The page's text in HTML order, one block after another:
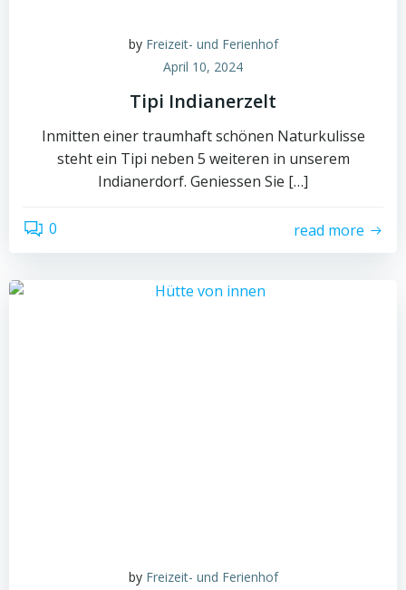
by Freizeit- und Ferienhof
April 10, 2024
Tipi Indianerzelt
Inmitten einer traumhaft schönen Naturkulisse
steht ein Tipi neben 5 weiteren in unserem
Indianerdorf. Geniessen Sie […]
0 read more
by Freizeit- und Ferienhof